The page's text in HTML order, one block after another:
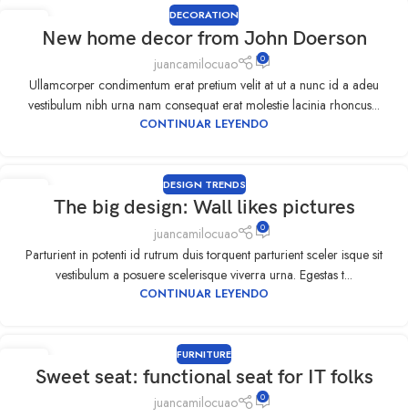
DECORATION
New home decor from John Doerson
juancamilocuao 0
Ullamcorper condimentum erat pretium velit at ut a nunc id a adeu
vestibulum nibh urna nam consequat erat molestie lacinia rhoncus...
CONTINUAR LEYENDO
DESIGN TRENDS
The big design: Wall likes pictures
juancamilocuao 0
Parturient in potenti id rutrum duis torquent parturient sceler isque sit
vestibulum a posuere scelerisque viverra urna. Egestas t...
CONTINUAR LEYENDO
FURNITURE
Sweet seat: functional seat for IT folks
juancamilocuao 0